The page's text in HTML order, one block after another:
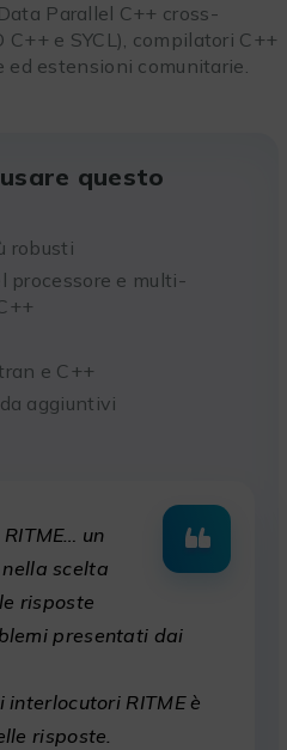
Parallel C++ cross-
e SYCL), compilatori C++
ed estensioni comunitarie.
questo
robusti
processore e multi-
e C++
aggiuntivi
un
scelta
risposte
presentati dai
RITME è
risposte.